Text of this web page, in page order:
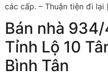
các cấp. – Thuận tiện đi lại
Bán nhà
Tỉnh Lộ 10
Bình Tân